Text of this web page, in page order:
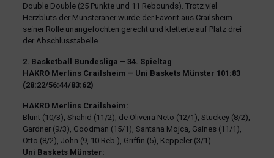
Double Double (25 Punkte und 11 Rebounds). Trotz viel
Herzbluts der Münsteraner wurde der Favorit aus Crailsheim
seiner Rolle unangefochten gerecht und kletterte auf Platz drei
der Abschlusstabelle.
2. Basketball Bundesliga – 34. Spieltag
HAKRO Merlins Crailsheim – Uni Baskets Münster 101:83
(28:22/56:44/83:62)
HAKRO Merlins Crailsheim:
Blunt (10/3), Shahid (11/2), de Oliveira Neto (12/1), Stuckey (8/2),
Gardner (9/3), Goodman (15/1), Santana Mojca, Gaines (11/1),
Otto (8/2), John (9, 10 Reb.), Griffin (5), Keppeler (3/1)
Uni Baskets Münster: